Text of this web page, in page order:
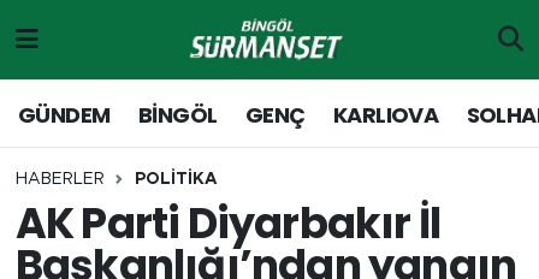
GÜNDEM BİNGÖL GENÇ KARLIOVA
HABERLER POLİTİKA
AK Parti Diyarbakır İl
Başkanlığı’ndan yangın
Genç
Solhan
Karlıova
Merkez Hava Durumu
Merkez Trafik Yoğunluk Haritası
Süper Lig Puan Durumu ve Fikstür